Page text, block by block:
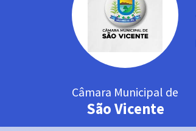
Câmara Municipal de
São Vicente